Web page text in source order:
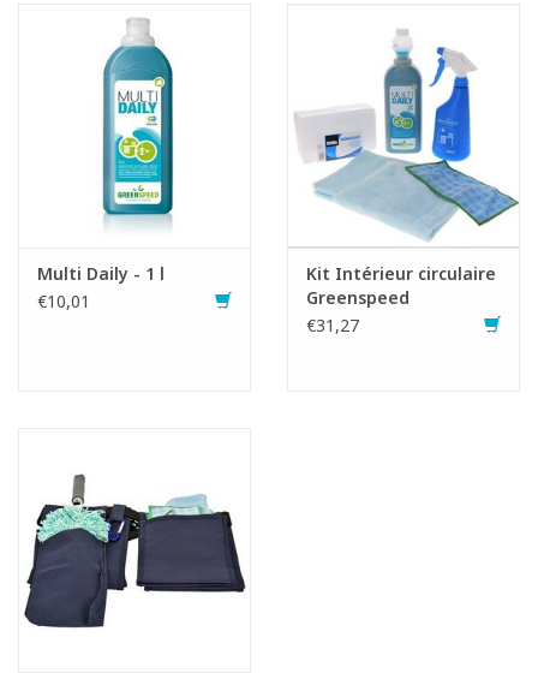
Fiche produit
Multi Daily - 1 l
€10,01
Kit Intérieur circulaire
Greenspeed
€31,27